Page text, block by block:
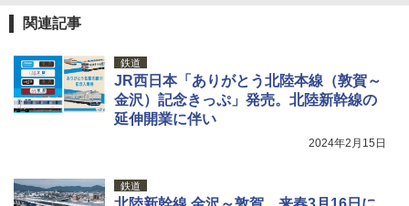
[キャンパーズコレクション 山善] 傘みたいに
広げるだけ パッとサッとテント キューブワ
イド ブラックコーティング フルクローズ メ
ッシュ 4人用 簡単設置 ポップアップテント P
￥-
【日本企業販売】超強力クマ対策スプレー 30
0ml（連続噴射30秒）110ml（連続噴射15
秒）射程5～10m 安全ロック搭載 携帯収納袋
付き ヒグマ・イノシシ対策 自治体・教育機
関の購入実績 登山・キャンプ・アウトドア・
防災用品 長期保存可能 緊急時用 日本国内発
￥3,680
関連記事
鉄道
JR西日本「ありがとう北陸本線（敦賀～
金沢）記念きっぷ」発売。北陸新幹線の
延伸開業に伴い
2024年2月15日
鉄道